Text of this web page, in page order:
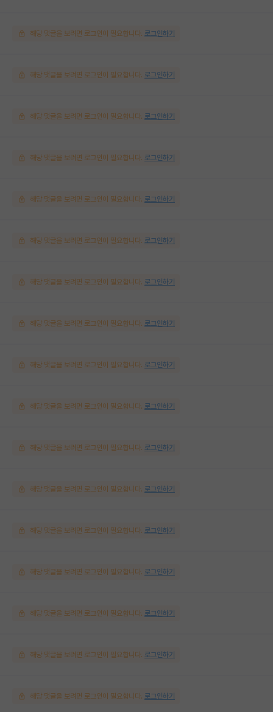
해당 댓글을 보려면 로그인이 필요합니다. 로그인하기
해당 댓글을 보려면 로그인이 필요합니다. 로그인하기
해당 댓글을 보려면 로그인이 필요합니다. 로그인하기
해당 댓글을 보려면 로그인이 필요합니다. 로그인하기
해당 댓글을 보려면 로그인이 필요합니다. 로그인하기
해당 댓글을 보려면 로그인이 필요합니다. 로그인하기
해당 댓글을 보려면 로그인이 필요합니다. 로그인하기
해당 댓글을 보려면 로그인이 필요합니다. 로그인하기
해당 댓글을 보려면 로그인이 필요합니다. 로그인하기
해당 댓글을 보려면 로그인이 필요합니다. 로그인하기
해당 댓글을 보려면 로그인이 필요합니다. 로그인하기
해당 댓글을 보려면 로그인이 필요합니다. 로그인하기
해당 댓글을 보려면 로그인이 필요합니다. 로그인하기
해당 댓글을 보려면 로그인이 필요합니다. 로그인하기
해당 댓글을 보려면 로그인이 필요합니다. 로그인하기
해당 댓글을 보려면 로그인이 필요합니다. 로그인하기
해당 댓글을 보려면 로그인이 필요합니다. 로그인하기